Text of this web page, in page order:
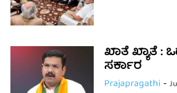
ಖಾತೆ ಖ್ಯಾತೆ
ಸರ್ಕಾರ
Prajapragathi-